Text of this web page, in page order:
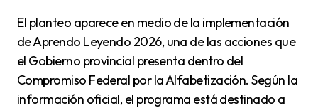
El planteo aparece en medio de la implementación
de Aprendo Leyendo 2026, una de las acciones que
el Gobierno provincial presenta dentro del
Compromiso Federal por la Alfabetización. Según la
información oficial, el programa está destinado a